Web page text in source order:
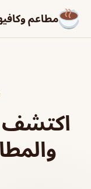
مطاعم
اكتشف